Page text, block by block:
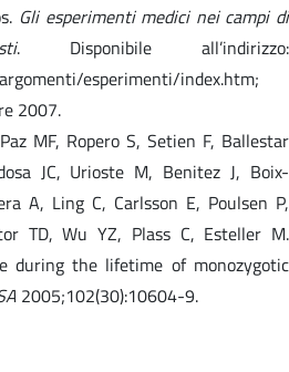
Gli esperimenti medici nei campi di
. Disponibile all’indirizzo:
esperimenti/index.htm;
2007.
MF, Ropero S, Setien F, Ballestar
JC, Urioste M, Benitez J, Boix-
A, Ling C, Carlsson E, Poulsen P,
TD, Wu YZ, Plass C, Esteller M.
during the lifetime of monozygotic
2005;102(30):10604-9.